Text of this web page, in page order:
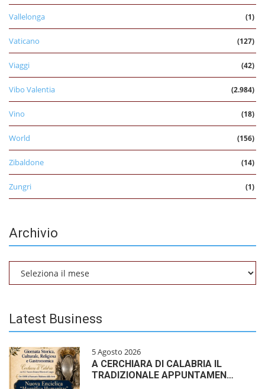
Vallelonga (1)
Vaticano (127)
Viaggi (42)
Vibo Valentia (2.984)
Vino (18)
World (156)
Zibaldone (14)
Zungri (1)
Archivio
Latest Business
5 Agosto 2026
A CERCHIARA DI CALABRIA IL
TRADIZIONALE APPUNTAMEN…